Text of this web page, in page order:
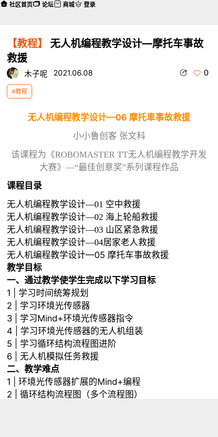
【教程】
无人机编程教学设计—摩托车事故
救援
木子呢 2021.06.08 0
#教程
无人机编程教学设计—06 摩托車事故救援
小小鲁创客 张文科
该课程为《ROBOMASTER TT无人机编程教学开发
大赛》—“最佳创意奖”系列课程作品
课程目录
无人机编程教学设计—01 空中救援
无人机编程教学设计—02 海上轮船救援
无人机编程教学设计—03 山区紧急救援
无人机编程教学设计—04居家老人救援
无人机编程教学设计—05 摩托车事故救援
教学目标
一、通过教学使学生完成以下学习目标
1 | 学习时间统筹规划
2 | 学习环境光传感器
3 | 学习Mind+环境光传感器指令
4 | 学习环境光传感器的无人机组装
5 | 学习循环结构流程图进阶
6 | 无人机模拟任务救援
二、教学难点
1 | 环境光传感器扩展的Mind+编程
2 | 循环结构流程图（多个流程图）
社区首页 论坛 商城 登录